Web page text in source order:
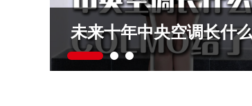
未来十年中央空调长什